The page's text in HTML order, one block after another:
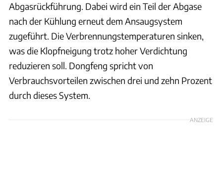
Abgasrückführung. Dabei wird ein Teil der Abgase
nach der Kühlung erneut dem Ansaugsystem
zugeführt. Die Verbrennungstemperaturen sinken,
was die Klopfneigung trotz hoher Verdichtung
reduzieren soll. Dongfeng spricht von
Verbrauchsvorteilen zwischen drei und zehn Prozent
durch dieses System.
ANZEIGE